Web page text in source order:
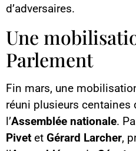
d’adversaires.
Une
Parlement
Fin mars, une
réuni plusieurs centaines
l’Assemblée nationale.
Pivet et Gérard Larcher,